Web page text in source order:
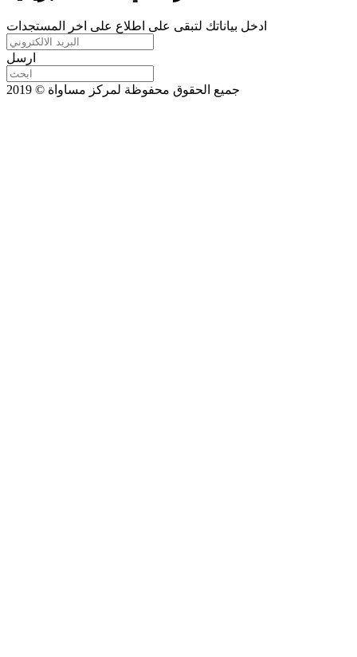
ادخل بياناتك لتبقى على اطلاع على اخر المستجدات
ارسل
جميع الحقوق محفوظة لمركز مساواة © 2019